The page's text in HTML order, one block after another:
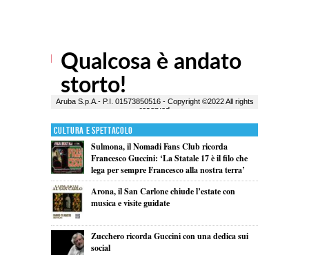
Cultura e Spettacolo
Sulmona, il Nomadi Fans Club ricorda
Francesco Guccini: ‘La Statale 17 è il filo che
lega per sempre Francesco alla nostra terra’
Arona, il San Carlone chiude l’estate con
musica e visite guidate
Zucchero ricorda Guccini con una dedica sui
social